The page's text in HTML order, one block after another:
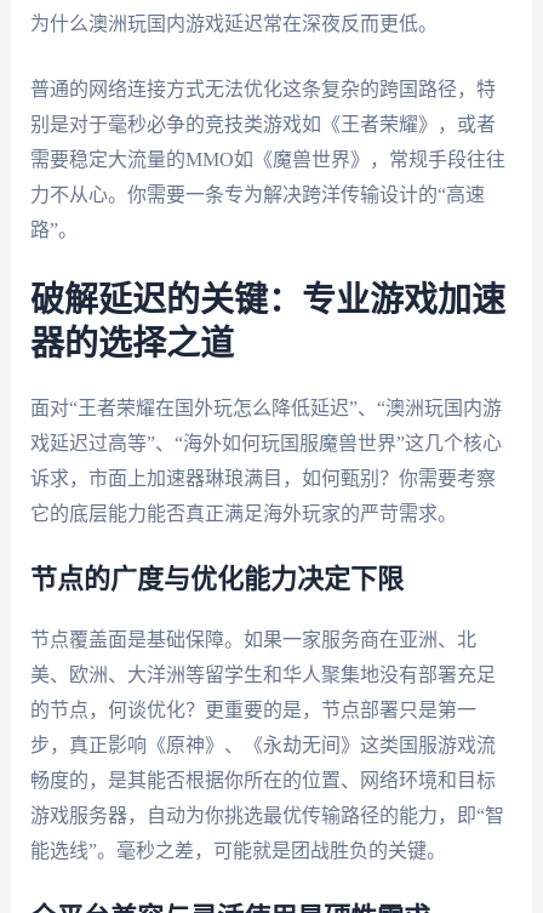
为什么澳洲玩国内游戏延迟常在深夜反而更低。
普通的网络连接方式无法优化这条复杂的跨国路径，特
别是对于毫秒必争的竞技类游戏如《王者荣耀》，或者
需要稳定大流量的MMO如《魔兽世界》，常规手段往往
力不从心。你需要一条专为解决跨洋传输设计的“高速
路”。
破解延迟的关键：专业游戏加速
器的选择之道
面对“王者荣耀在国外玩怎么降低延迟”、“澳洲玩国内游
戏延迟过高等”、“海外如何玩国服魔兽世界”这几个核心
诉求，市面上加速器琳琅满目，如何甄别？你需要考察
它的底层能力能否真正满足海外玩家的严苛需求。
节点的广度与优化能力决定下限
节点覆盖面是基础保障。如果一家服务商在亚洲、北
美、欧洲、大洋洲等留学生和华人聚集地没有部署充足
的节点，何谈优化？更重要的是，节点部署只是第一
步，真正影响《原神》、《永劫无间》这类国服游戏流
畅度的，是其能否根据你所在的位置、网络环境和目标
游戏服务器，自动为你挑选最优传输路径的能力，即“智
能选线”。毫秒之差，可能就是团战胜负的关键。